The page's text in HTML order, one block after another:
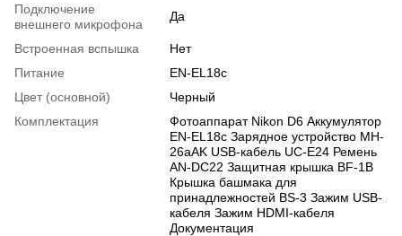
Подключение
внешнего микрофона
Да
Встроенная вспышка
Нет
Питание
EN-EL18c
Цвет (основной)
Черный
Комплектация
Фотоаппарат Nikon D6 Аккумулятор
EN-EL18c Зарядное устройство MH-
26aAK USB-кабель UC-E24 Ремень
AN-DC22 Защитная крышка BF-1B
Крышка башмака для
принадлежностей BS-3 Зажим USB-
кабеля Зажим HDMI-кабеля
Документация